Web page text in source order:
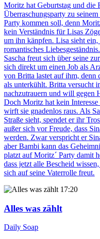
Moritz hat Geburtstag und die
Überraschungsparty zu
Party kommen soll, denn
kein Verständnis für Lisas
um ihn känpfen. Lisa sieht ein,
romantisches
Sascha freut sich über seine
sich direkt um einen Job als
von Britta lastet auf ihm, denn
als unterkühlt. Britta versucht
nachzutrauern und will gegen
Doch Moritz hat kein
wirft sie gnadenlos raus. Als
Straße sieht, spendet er ihr
außer sich vor Freude, dass
werden. Zwar verspricht er
aber Bambi kann das
platzt auf Moritz´ Party damit
dass jetzt alle Bescheid
sich auf seine Vaterrolle freut.
17:20
Alles was zählt
Daily Soap